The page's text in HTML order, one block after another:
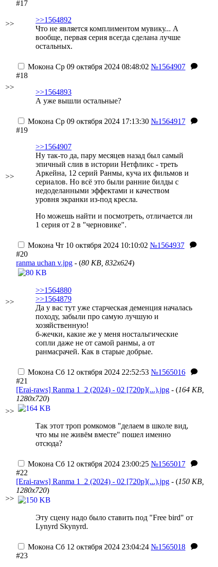
>>
#17
>>1564892
Что не является комплиментом мувику... А
вообще, первая серия всегда сделана лучше
остальных.
>>
Мокона Ср 09 октября 2024 08:48:02 №1564907
#18
>>1564893
А уже вышли остальные?
>>
Мокона Ср 09 октября 2024 17:13:30 №1564917
#19
>>1564907
Ну так-то да, пару месяцев назад был самый
эпичный слив в истории Нетфликс - треть
Аркейна, 12 серий Ранмы, куча их фильмов и
сериалов. Но всё это были ранние билды с
недоделанными эффектами и качеством
уровня экранки из-под кресла.
Но можешь найти и посмотреть, отличается ли
1 серия от 2 в "черновике".
>>
Мокона Чт 10 октября 2024 10:10:02 №1564937
#20
ranma uchan v.jpg - (80 KB, 832x624)
>>1564880
>>1564879
Да у вас тут уже старческая деменция началась
походу, забыли про самую лучшую и
хозяйственную!
б-жечки, какие же у меня ностальгические
сопли даже не от самой ранмы, а от
ранмасрачей. Как в старые добрые.
>>
Мокона Сб 12 октября 2024 22:52:53 №1565016
#21
[Erai-raws] Ranma 1_2 (2024) - 02 [720p](...).jpg - (164 KB,
1280x720)
Так этот троп ромкомов "делаем в школе вид,
что мы не живём вместе" пошел именно
отсюда?
>>
Мокона Сб 12 октября 2024 23:00:25 №1565017
#22
[Erai-raws] Ranma 1_2 (2024) - 02 [720p](...).jpg - (150 KB,
1280x720)
Эту сцену надо было ставить под "Free bird" от
Lynyrd Skynyrd.
Мокона Сб 12 октября 2024 23:04:24 №1565018
#23